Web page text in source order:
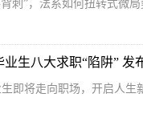
刺”，法系如何扭转式微局
生八大求职“陷阱” 发
即将走向职场，开启人生